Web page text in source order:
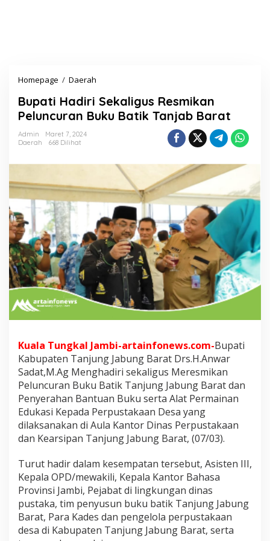
Homepage / Daerah
p
a
t
d
r
i
e
k
a
l
i
g
u
s
R
e
i
k
a
n
P
e
l
u
n
u
r
a
n
B
u
u
Bupati Hadiri Sekaligus Resmikan
Peluncuran Buku Batik Tanjab Barat
Admin
Maret 7, 2024
Daerah
668 Dilihat
Kuala Tungkal Jambi-artainfonews.com-Bupati
Kabupaten Tanjung Jabung Barat Drs.H.Anwar
Sadat,M.Ag Menghadiri sekaligus Meresmikan
Peluncuran Buku Batik Tanjung Jabung Barat dan
Penyerahan Bantuan Buku serta Alat Permainan
Edukasi Kepada Perpustakaan Desa yang
dilaksanakan di Aula Kantor Dinas Perpustakaan
dan Kearsipan Tanjung Jabung Barat, (07/03).
Turut hadir dalam kesempatan tersebut, Asisten III,
Kepala OPD/mewakili, Kepala Kantor Bahasa
Provinsi Jambi, Pejabat di lingkungan dinas
pustaka, tim penyusun buku batik Tanjung Jabung
Barat, Para Kades dan pengelola perpustakaan
desa di Kabupaten Tanjung Jabung Barat, serta